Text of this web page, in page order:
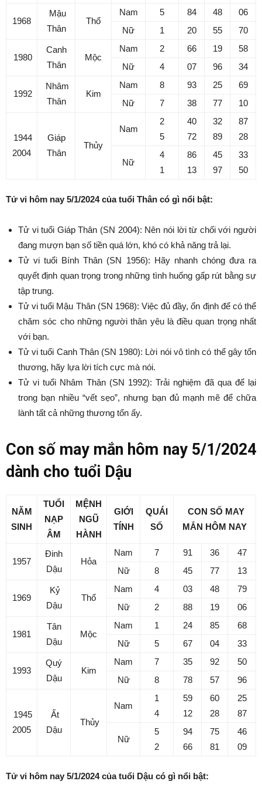
1968
Mậu
Thân
Thổ
Nam 5 84 48
06
Nữ
1 20 55 70
1980
Canh
Thân
Mộc
Nam 2 66 19
58
Nữ
4 07 96 34
1992
Nhâm
Thân
Kim
Nam 8 93 25
69
Nữ
7 38 77 10
1944
2004
Giáp
Thân
Thủy
Nam
2
5
40
72
32
89
87
28
Nữ
4
1
86
13
45
97
33
50
Tử vi hôm nay 5/1/2024 của tuổi Thân có gì nổi bật:
Tử vi tuổi Giáp Thân (SN 2004): Nên nói lời từ chối với người
đang mượn bạn số tiền quá lớn, khó có khả năng trả lại.
Tử vi tuổi Bính Thân (SN 1956): Hãy nhanh chóng đưa ra
quyết định quan trọng trong những tình huống gấp rút bằng sự
tập trung.
Tử vi tuổi Mậu Thân (SN 1968): Việc đủ đầy, ổn định để có thể
chăm sóc cho những người thân yêu là điều quan trọng nhất
với bạn.
Tử vi tuổi Canh Thân (SN 1980): Lời nói vô tình có thể gây tổn
thương, hãy lựa lời tích cực mà nói.
Tử vi tuổi Nhâm Thân (SN 1992): Trải nghiệm đã qua để lại
trong bạn nhiều “vết sẹo”, nhưng bạn đủ mạnh mẽ để chữa
lành tất cả những thương tổn ấy.
Con số may mắn hôm nay 5/1/2024
dành cho tuổi Dậu
NĂM
SINH
TUỔI
NẠP
ÂM
MỆNH
NGŨ
HÀNH
GIỚI
TÍNH
QUÁI
SỐ
CON SỐ MAY
MẮN HÔM NAY
1957
Đinh
Dậu
Hỏa
Nam 7 91 36
47
Nữ
8 45 77 13
1969
Kỷ
Dậu
Thổ
Nam 4 03 48
79
Nữ
2 88 19 06
1981
Tân
Dậu
Mộc
Nam 1 24 85
68
Nữ
5 67 04 33
1993
Quý
Dậu
Kim
Nam 7 35 92
50
Nữ
8 78 57 96
1945
2005
Ất
Dậu
Thủy
Nam
1
4
59
12
60
28
25
87
Nữ
5
2
94
66
75
81
46
09
Tử vi hôm nay 5/1/2024 của tuổi Dậu có gì nổi bật: